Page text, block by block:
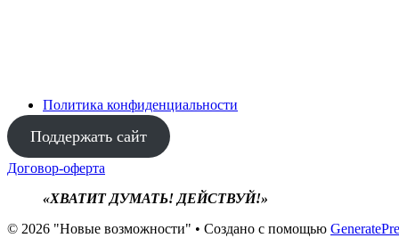
Политика конфиденциальности
Поддержать сайт
Договор-оферта
«ХВАТИТ ДУМАТЬ! ДЕЙСТВУЙ!»
© 2026 "Новые возможности" • Создано с помощью